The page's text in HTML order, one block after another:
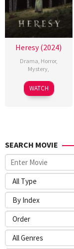
Heresy (2024)
Drama Horror,
Mystery
WATCH
SEARCH MOVIE